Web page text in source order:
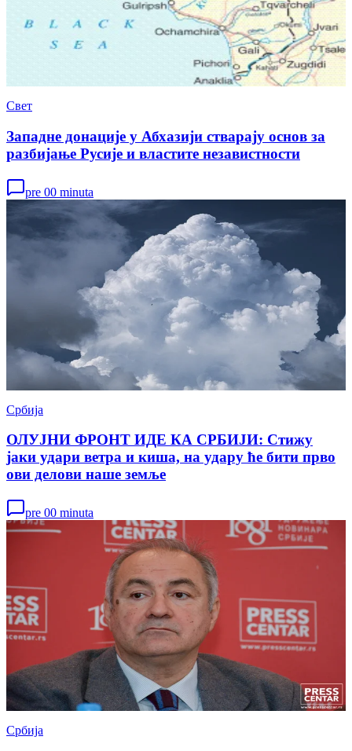
Свет
Западне донације у Абхазији стварају основ за
разбијање Русије и властите независтности
pre 00 minuta
Србија
ОЛУЈНИ ФРОНТ ИДЕ КА СРБИЈИ: Стижу
јаки удари ветра и киша, на удару ће бити прво
ови делови наше земље
pre 00 minuta
Србија